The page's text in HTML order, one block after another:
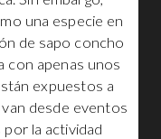
una especie en
de sapo concho
con apenas unos
expuestos a
desde eventos
la actividad